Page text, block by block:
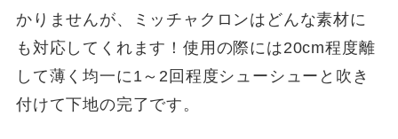
かりませんが、ミッチャクロンはどんな素材に
も対応してくれます！使用の際には20cm程度離
して薄く均一に1～2回程度シューシューと吹き
付けて下地の完了です。